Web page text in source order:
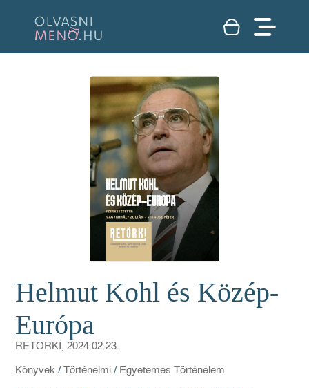
Helmut Kohl és Közép-
Európa
RETÖRKI, 2024.02.23.
Könyvek / Történelmi / Egyetemes Történelem